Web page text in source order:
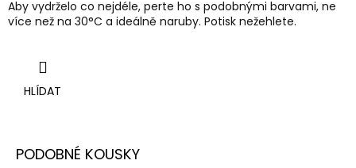
Aby vydrželo co nejdéle, perte ho s podobnými barvami, ne
více než na 30°C a ideálně naruby. Potisk nežehlete.
HLÍDAT